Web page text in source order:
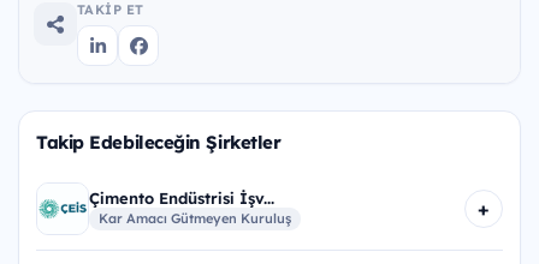
TAKIP ET
Takip Edebileceğin Şirketler
Çimento Endüstrisi İşv...
Kar Amacı Gütmeyen Kuruluş +